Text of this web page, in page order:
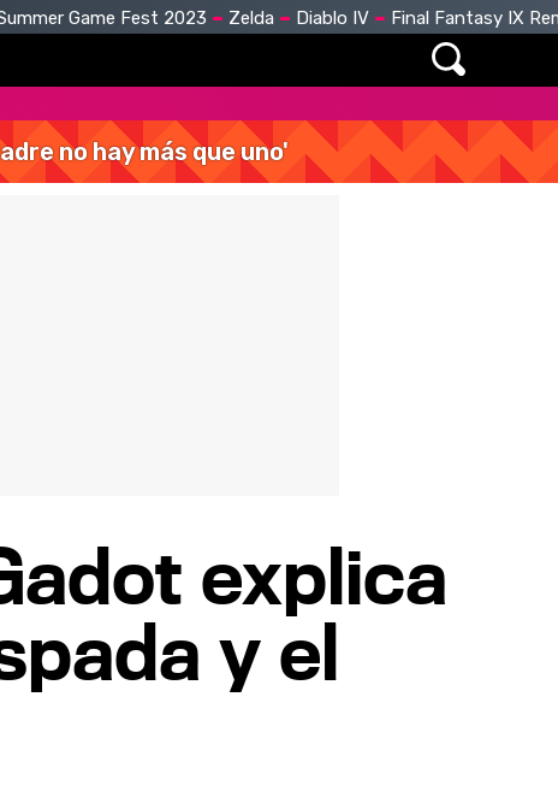
Game Fest 2023 Zelda Diablo IV Final Fantasy IX
no hay más que uno'
explica
y el